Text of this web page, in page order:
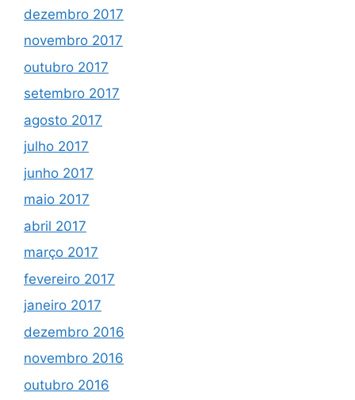
dezembro 2017
novembro 2017
outubro 2017
setembro 2017
agosto 2017
julho 2017
junho 2017
maio 2017
abril 2017
março 2017
fevereiro 2017
janeiro 2017
dezembro 2016
novembro 2016
outubro 2016